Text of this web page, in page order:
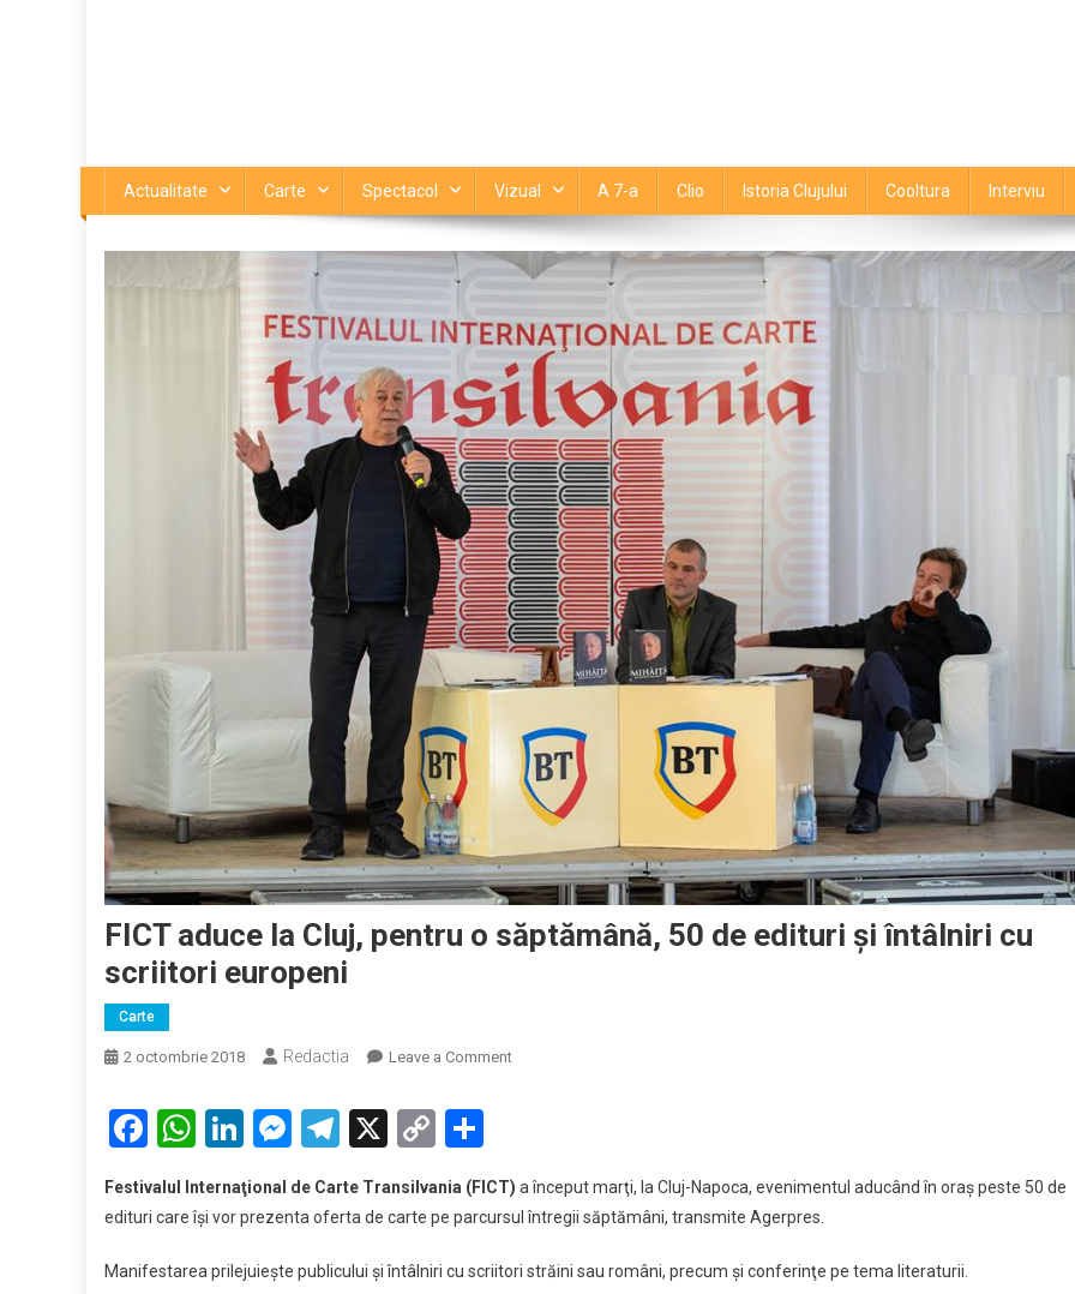
Actualitate Carte Spectacol Vizual A 7-a Clio Istoria Clujului Cooltura Interviu
FICT aduce la Cluj, pentru o săptămână, 50 de edituri şi întâlniri cu
scriitori europeni
Carte
2 octombrie 2018 Redactia Leave a Commenton
pentru
o
50
Facebook
WhatsApp
LinkedIn
Messenger
Telegram
X
Copy
Link
Festivalul Internaţional de Carte Transilvania (FICT) a început marţi, la Cluj-Napoca, evenimentul aducând în oraş peste 50 de
edituri care îşi vor prezenta oferta de carte pe parcursul întregii săptămâni, transmite Agerpres.
Manifestarea prilejuieşte publicului şi întâlniri cu scriitori străini sau români, precum şi conferinţe pe tema literaturii.